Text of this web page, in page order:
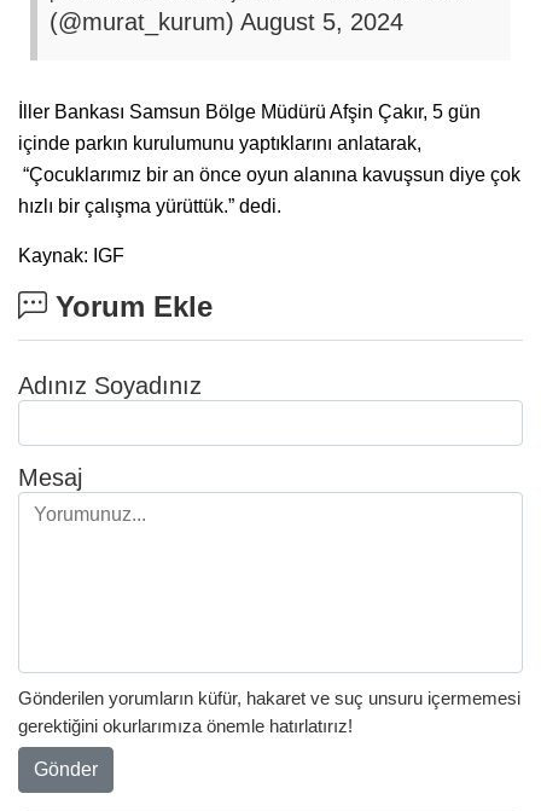
(@murat_kurum) August 5, 2024
İller Bankası Samsun Bölge Müdürü Afşin Çakır, 5 gün
içinde parkın kurulumunu yaptıklarını anlatarak,
“Çocuklarımız bir an önce oyun alanına kavuşsun diye çok
hızlı bir çalışma yürüttük.” dedi.
Kaynak: IGF
Yorum Ekle
Adınız Soyadınız
Mesaj
Gönderilen yorumların küfür, hakaret ve suç unsuru içermemesi
gerektiğini okurlarımıza önemle hatırlatırız!
Gönder